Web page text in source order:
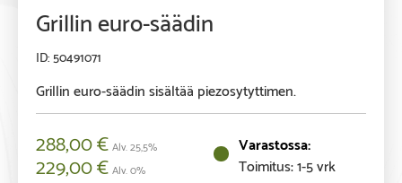
Grillin euro-säädin
50491071
Grillin euro-säädin sisältää piezosytyttimen.
Toimitus: 1-5 vrk
288,00€Alv. 25,5%
229,00€Alv. 0%